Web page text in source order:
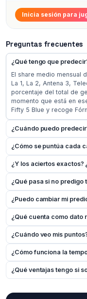
Inicia sesión para
Preguntas frecuentes
¿Qué tengo que
El share medio mensual
La 1, La 2, Antena 3,
porcentaje del total de
momento que está en
Fifty 5 Blue y recoge
¿Cuándo puedo
¿Cómo se puntúa cada
¿Y los aciertos exactos?
¿Qué pasa si no predigo
¿Puedo cambiar mi
¿Qué cuenta como dato
¿Cuándo veo mis
¿Cómo funciona la
¿Qué ventajas tengo si